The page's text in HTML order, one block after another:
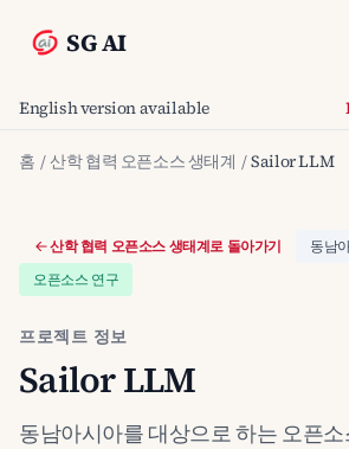
SG AI
English version available
홈 / 산학 협력 오픈소스 생태계 / Sailor LLM
산학 협력 오픈소스 생태계로 돌아가기
동남
오픈소스 연구
프로젝트 정보
Sailor LLM
동남아시아를 대상으로 하는 오픈